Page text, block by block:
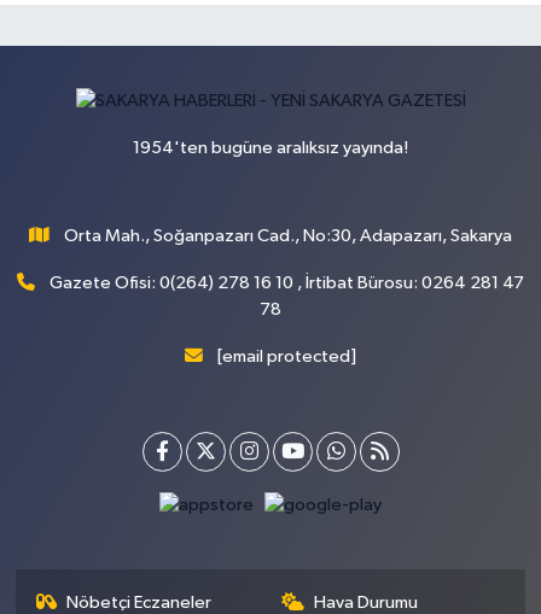
1954'ten bugüne aralıksız yayında!
Orta Mah., Soğanpazarı Cad., No:30, Adapazarı, Sakarya
Gazete Ofisi: 0(264) 278 16 10 , İrtibat Bürosu: 0264 281 47
78
[email protected]
Nöbetçi Eczaneler Hava Durumu